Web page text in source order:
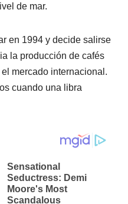
de mar.
en 1994 y decide salirse
la producción de cafés
mercado internacional.
cuando una libra